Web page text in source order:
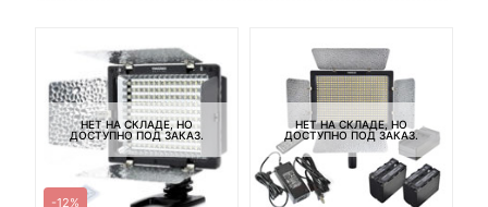
НЕТ НА СКЛАДЕ, НО
ДОСТУПНО ПОД ЗАКАЗ.
-12%
НЕТ НА СКЛАДЕ, НО
ДОСТУПНО ПОД ЗАКАЗ.